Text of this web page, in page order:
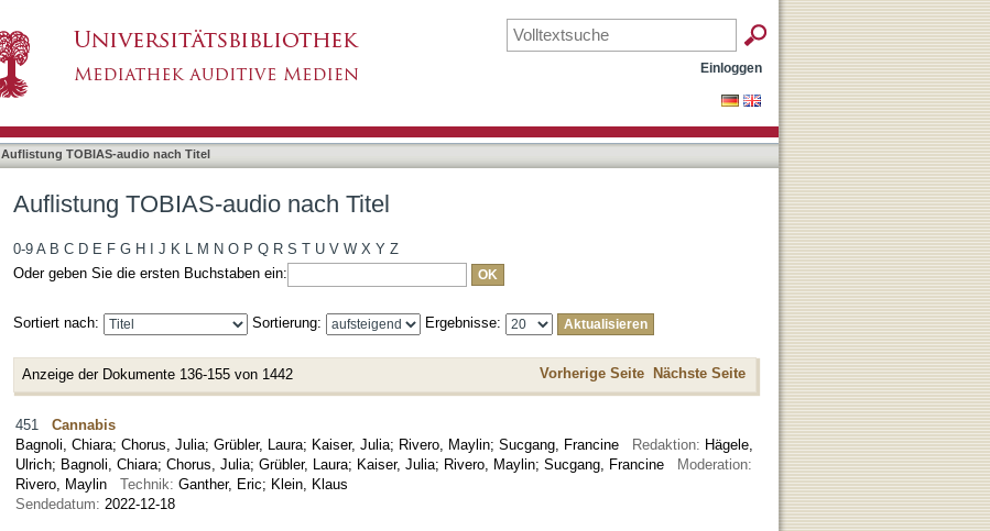
Einloggen
Auflistung TOBIAS-audio nach Titel
Auflistung TOBIAS-audio nach Titel
0-9 A B C D E F G H J K L M N O P Q R S T U V W X Y Z
Oder geben Sie die ersten Buchstaben ein:
Sortiert nach: Sortierung: Ergebnisse:
Anzeige der Dokumente 136-155 von 1442 Vorherige Seite Nächste Seite
451 Cannabis
Bagnoli, Chiara; Chorus, Julia; Grübler, Laura; Kaiser, Julia; Rivero, Maylin; Sucgang, Francine Redaktion: Hägele,
Ulrich; Bagnoli, Chiara; Chorus, Julia; Grübler, Laura; Kaiser, Julia; Rivero, Maylin; Sucgang, Francine Moderation:
Rivero, Maylin Technik: Ganther, Eric; Klein, Klaus
Sendedatum: 2022-12-18